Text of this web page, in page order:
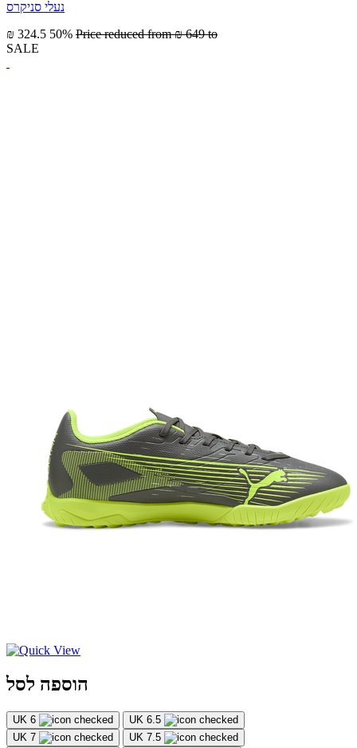
נעלי סניקרס
₪ 324.5 50% Price reduced from₪ 649 to
SALE
הוספה לסל
UK 6
UK 6.5
UK 7
UK 7.5